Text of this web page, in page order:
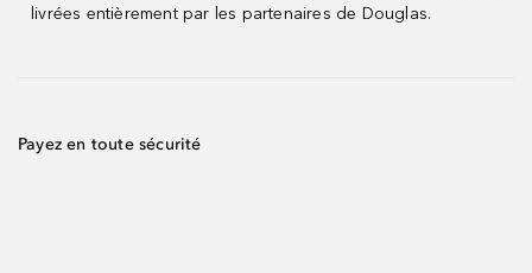
livrées entièrement par les partenaires de Douglas.
Payez en toute sécurité